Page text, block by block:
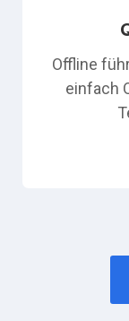
Offline
einfach